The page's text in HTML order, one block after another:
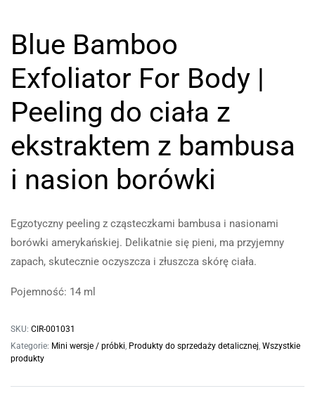
Blue Bamboo
Exfoliator For Body |
Peeling do ciała z
ekstraktem z bambusa
i nasion borówki
Egzotyczny peeling z cząsteczkami bambusa i nasionami
borówki amerykańskiej. Delikatnie się pieni, ma przyjemny
zapach, skutecznie oczyszcza i złuszcza skórę ciała.
Pojemność: 14 ml
SKU: CIR-001031
Kategorie: Mini wersje / próbki Produkty do sprzedaży detalicznej Wszystkie
produkty